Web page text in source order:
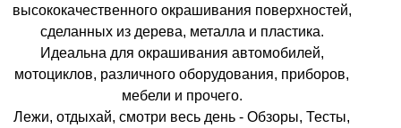
высококачественного окрашивания поверхностей,
сделанных из дерева, металла и пластика.
Идеальна для окрашивания автомобилей,
мотоциклов, различного оборудования, приборов,
мебели и прочего.
Лежи, отдыхай, смотри весь день - Обзоры, Тесты,